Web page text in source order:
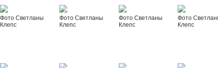
Фото Светланы
Клепс
Фото Светланы
Клепс
Фото Светланы
Клепс
Фото
Клепс